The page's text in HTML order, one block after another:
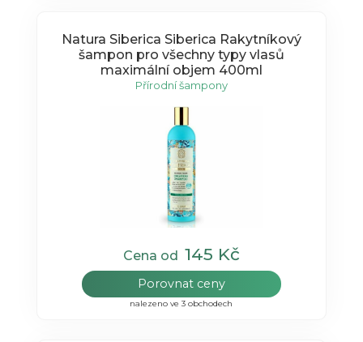
Natura Siberica Siberica Rakytníkový
šampon pro všechny typy vlasů
maximální objem 400ml
Přírodní šampony
Cena od 145 Kč
Porovnat ceny
nalezeno ve 3 obchodech